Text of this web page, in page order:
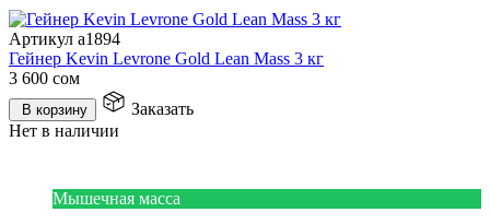
Артикул a1894
Гейнер Kevin Levrone Gold Lean Mass 3 кг
3 600 сом
В корзину
Заказать
Нет в наличии
Мышечная масса